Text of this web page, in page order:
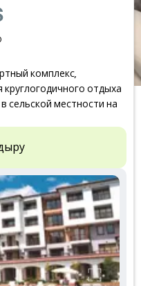
комплекс,
отдыха
сельской местности на